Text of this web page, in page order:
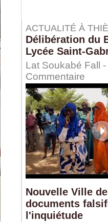
ACTUALITÉ À
Délibération du
Lycée Saint-
Lat Soukabé Fall
Commentaire
Nouvelle Ville
documents
l'inquiétude